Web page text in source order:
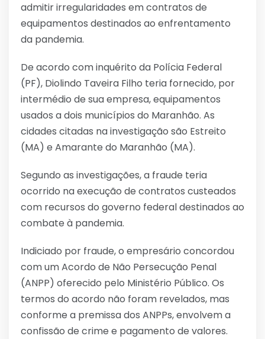
admitir irregularidades em contratos de
equipamentos destinados ao enfrentamento
da pandemia.
De acordo com inquérito da Polícia Federal
(PF), Diolindo Taveira Filho teria fornecido, por
intermédio de sua empresa, equipamentos
usados a dois municípios do Maranhão. As
cidades citadas na investigação são Estreito
(MA) e Amarante do Maranhão (MA).
Segundo as investigações, a fraude teria
ocorrido na execução de contratos custeados
com recursos do governo federal destinados ao
combate à pandemia.
Indiciado por fraude, o empresário concordou
com um Acordo de Não Persecução Penal
(ANPP) oferecido pelo Ministério Público. Os
termos do acordo não foram revelados, mas
conforme a premissa dos ANPPs, envolvem a
confissão de crime e pagamento de valores.